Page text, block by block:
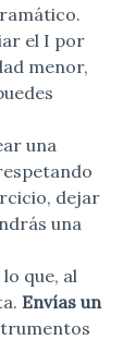
el I por
menor,
una
dejar
una
que, al
Envías un